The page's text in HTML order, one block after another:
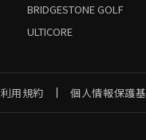
BRIDGESTONE GOLF
ULTICORE
利用規約 個人情報保護